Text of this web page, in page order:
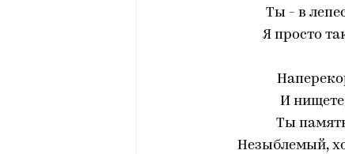
Ты - в
Я просто
И
Ты
Незыблемый,